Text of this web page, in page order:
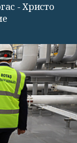
- Христо